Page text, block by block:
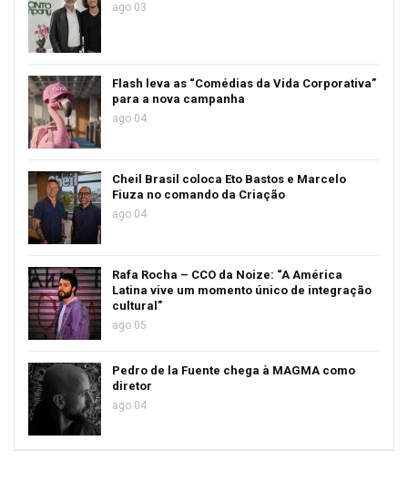
ago 03
Flash leva as “Comédias da Vida Corporativa”
para a nova campanha
ago 04
Cheil Brasil coloca Eto Bastos e Marcelo
Fiuza no comando da Criação
ago 04
Rafa Rocha – CCO da Noize: “A América
Latina vive um momento único de integração
cultural”
ago 05
Pedro de la Fuente chega à MAGMA como
diretor
ago 04